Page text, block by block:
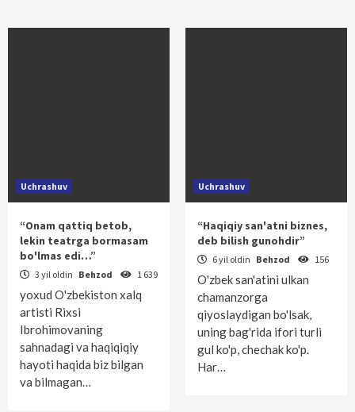
Uchrashuv
“Onam qattiq betob,
lekin teatrga bormasam
bo'lmas edi…”
3 yil oldin Behzod 1 639
yoxud O'zbekiston xalq
artisti Rixsi
Ibrohimovaning
sahnadagi va haqiqiqiy
hayoti haqida biz bilgan
va bilmagan…
Uchrashuv
“Haqiqiy san'atni biznes,
deb bilish gunohdir”
6 yil oldin Behzod 156
O'zbek san'atini ulkan
chamanzorga
qiyoslaydigan bo'lsak,
uning bag'rida ifori turli
gul ko'p, chechak ko'p.
Har…